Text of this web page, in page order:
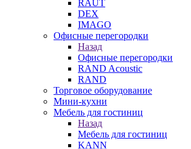
RAUT
DEX
IMAGO
Офисные перегородки
Назад
Офисные перегородки
RAND Acoustic
RAND
Торговое оборудование
Мини-кухни
Мебель для гостиниц
Назад
Мебель для гостиниц
KANN